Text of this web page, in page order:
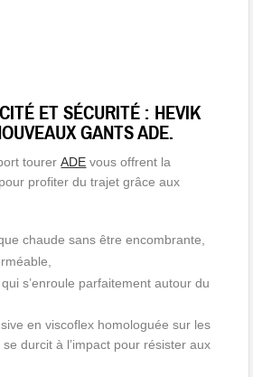
ET SÉCURITÉ : HEVIK
GANTS ADE.
tourerADE vous offrent la
profiter du trajet grâce aux
chaude sans être encombrante,
s’enroule parfaitement autour du
en viscoflex homologuée sur les
durcit à l’impact pour résister aux